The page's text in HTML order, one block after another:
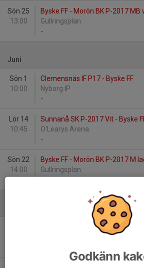
Sön 25
13:00
Byske FF - Morön BK P-2017 MB
Gullringsplan
-
Juni
Sön 1
10:00
Clemensnäs IF P17 - Byske FF
Nyborg IP
-
Lör 14
10:45
Sunnanå SK P-2017 Vit - Byske
O'Learys Arena
-
Sön 22
14:00
Byske FF - Morön BK P-2017 M
Gullringsplan
-
Byske FF - Morön BK P-2017 M
Godkänn